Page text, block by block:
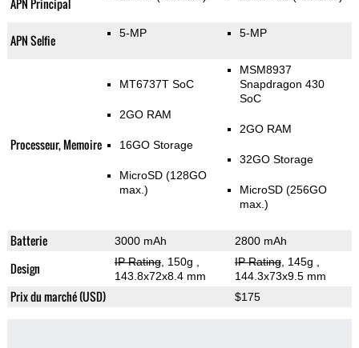
APN Principal
APN Selfie 5-MP 5-MP
Processeur, Memoire
MT6737T SoC
2GO RAM
16GO Storage
MicroSD (128GO
max.)
MSM8937
Snapdragon 430
SoC
2GO RAM
32GO Storage
MicroSD (256GO
max.)
Batterie 3000 mAh 2800 mAh
Design IP Rating, 150g
143.8x72x8.4 mm
IP Rating, 145g
144.3x73x9.5 mm
Prix du marché (USD) $175